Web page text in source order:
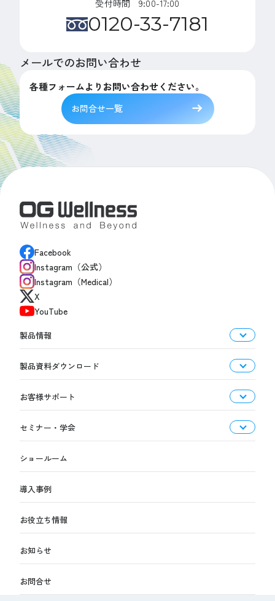
受付時間 9:00-17:00
0120-33-7181
メールでのお問い合わせ
各種フォームよりお問い合わせください。
お問合せ一覧
Facebook
Instagram（公式）
Instagram（Medical）
X
YouTube
製品情報
製品資料ダウンロード
お客様サポート
セミナー・学会
ショールーム
導入事例
お役立ち情報
お知らせ
お問合せ